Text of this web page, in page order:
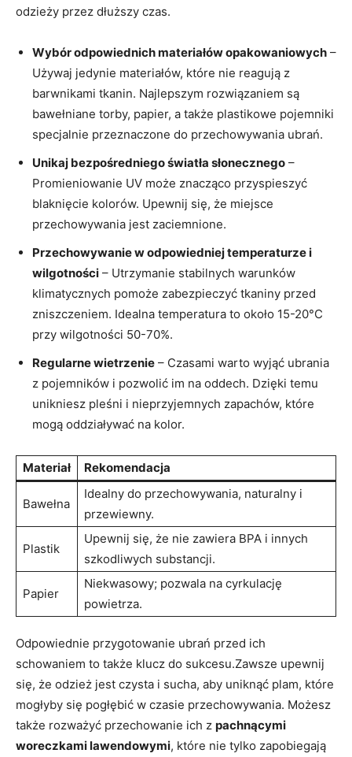
odzieży przez dłuższy czas.
Wybór odpowiednich materiałów opakowaniowych –
Używaj jedynie materiałów, które nie reagują z
barwnikami tkanin. Najlepszym rozwiązaniem są
bawełniane torby, papier, a także plastikowe pojemniki
specjalnie przeznaczone do przechowywania ubrań.
Unikaj bezpośredniego światła słonecznego –
Promieniowanie UV może znacząco przyspieszyć
blaknięcie kolorów. Upewnij się, że miejsce
przechowywania jest zaciemnione.
Przechowywanie w odpowiedniej temperaturze i
wilgotności – Utrzymanie stabilnych warunków
klimatycznych pomoże zabezpieczyć tkaniny przed
zniszczeniem. Idealna temperatura to około 15-20°C
przy wilgotności 50-70%.
Regularne wietrzenie – Czasami warto wyjąć ubrania
z pojemników i pozwolić im na oddech. Dzięki temu
unikniesz pleśni i nieprzyjemnych zapachów, które
mogą oddziaływać na kolor.
Materiał Rekomendacja
Bawełna
Idealny do przechowywania, naturalny i
przewiewny.
Plastik
Upewnij się, że nie zawiera BPA i innych
szkodliwych substancji.
Papier
Niekwasowy; pozwala na cyrkulację
powietrza.
Odpowiednie przygotowanie ubrań przed ich
schowaniem to także klucz do sukcesu.Zawsze upewnij
się, że odzież jest czysta i sucha, aby uniknąć plam, które
mogłyby się pogłębić w czasie przechowywania. Możesz
także rozważyć przechowanie ich z pachnącymi
woreczkami lawendowymi, które nie tylko zapobiegają